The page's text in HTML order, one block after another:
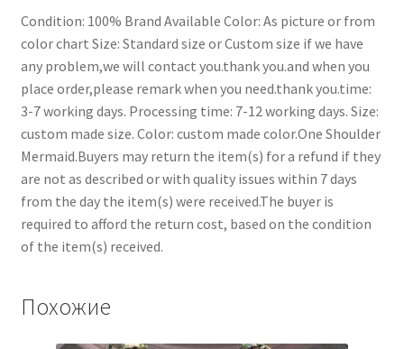
Condition: 100% Brand Available Color: As picture or from
color chart Size: Standard size or Custom size if we have
any problem,we will contact you.thank you.and when you
place order,please remark when you need.thank you.time:
3-7 working days. Processing time: 7-12 working days. Size:
custom made size. Color: custom made color.One Shoulder
Mermaid.Buyers may return the item(s) for a refund if they
are not as described or with quality issues within 7 days
from the day the item(s) were received.The buyer is
required to afford the return cost, based on the condition
of the item(s) received.
Похожие